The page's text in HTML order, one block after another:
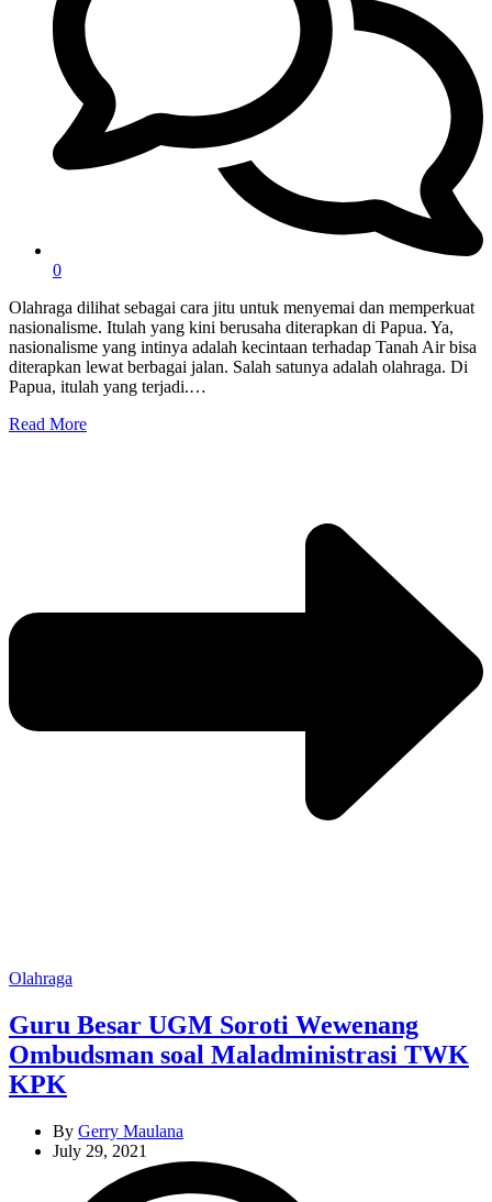
0
Olahraga dilihat sebagai cara jitu untuk menyemai dan memperkuat
nasionalisme. Itulah yang kini berusaha diterapkan di Papua. Ya,
nasionalisme yang intinya adalah kecintaan terhadap Tanah Air bisa
diterapkan lewat berbagai jalan. Salah satunya adalah olahraga. Di
Papua, itulah yang terjadi.…
Read More
Categories
Olahraga
Guru Besar UGM Soroti Wewenang
Ombudsman soal Maladministrasi TWK
KPK
By Gerry Maulana
July 29, 2021